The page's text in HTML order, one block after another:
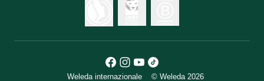
Weleda internazionale © Weleda 2026